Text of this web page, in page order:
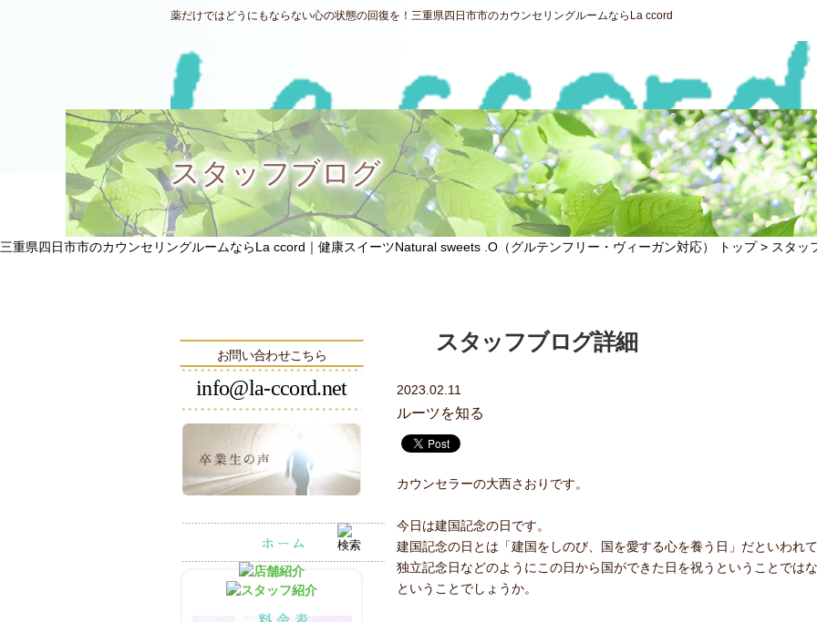
薬だけではどうにもならない心の状態の回復を！三重県四日市市のカウンセリングルームならLa ccord
スタッフブログ
三重県四日市市のカウンセリングルームならLa ccord｜健康スイーツNatural sweets .O（グルテンフリー・ヴィーガン対応） トップ > スタッ
スタッフブログ詳細
2023.02.11
ルーツを知る
カウンセラーの大西さおりです。
今日は建国記念の日です。
建国記念の日とは「建国をしのび、国を愛する心を養う日」だといわれて
独立記念日などのようにこの日から国ができた日を祝うということでは
ということでしょうか。
お問い合わせこちら
info@la-ccord.net